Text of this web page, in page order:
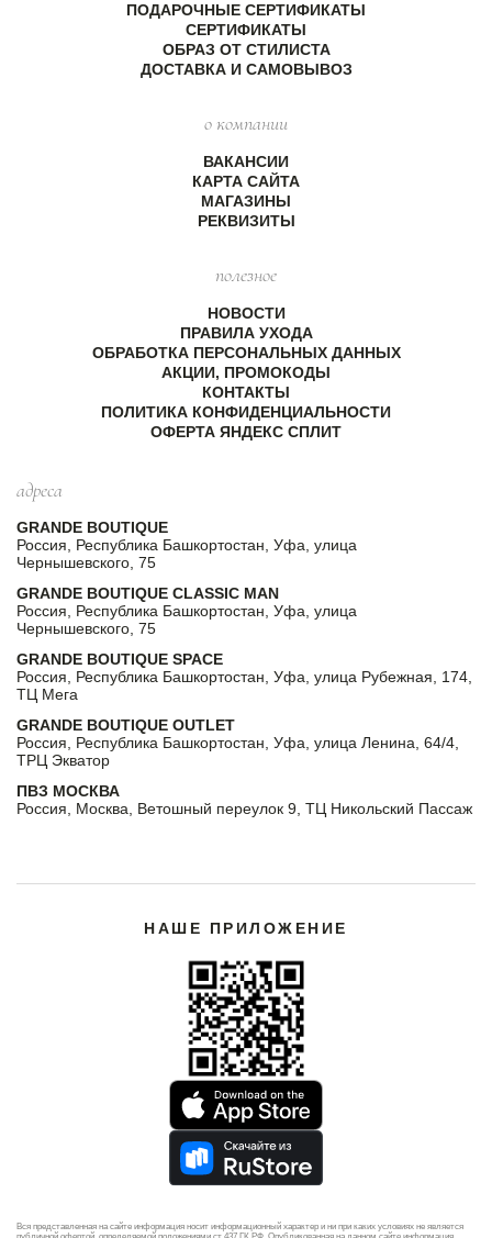
ПОДАРОЧНЫЕ СЕРТИФИКАТЫ
СЕРТИФИКАТЫ
ОБРАЗ ОТ СТИЛИСТА
ДОСТАВКА И САМОВЫВОЗ
о компании
ВАКАНСИИ
КАРТА САЙТА
МАГАЗИНЫ
РЕКВИЗИТЫ
полезное
НОВОСТИ
ПРАВИЛА УХОДА
ОБРАБОТКА ПЕРСОНАЛЬНЫХ ДАННЫХ
АКЦИИ, ПРОМОКОДЫ
КОНТАКТЫ
ПОЛИТИКА КОНФИДЕНЦИАЛЬНОСТИ
ОФЕРТА ЯНДЕКС СПЛИТ
адреса
GRANDE BOUTIQUE
Россия, Республика Башкортостан, Уфа, улица
Чернышевского, 75
GRANDE BOUTIQUE CLASSIC MAN
Россия, Республика Башкортостан, Уфа, улица
Чернышевского, 75
GRANDE BOUTIQUE SPACE
Россия, Республика Башкортостан, Уфа, улица Рубежная, 174,
ТЦ Мега
GRANDE BOUTIQUE OUTLET
Россия, Республика Башкортостан, Уфа, улица Ленина, 64/4,
ТРЦ Экватор
ПВЗ МОСКВА
Россия, Москва, Ветошный переулок 9, ТЦ Никольский Пассаж
НАШЕ ПРИЛОЖЕНИЕ
Вся представленная на сайте информация носит информационный характер и ни при каких условиях не является